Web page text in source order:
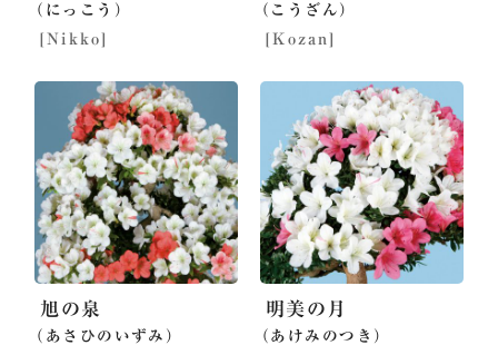
（にっこう）
[Nikko]
（こうざん）
[Kozan]
旭の泉
（あさひのいずみ）
明美の月
（あけみのつき）